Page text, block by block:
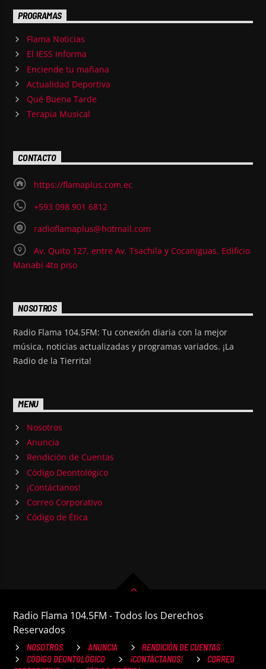
PROGRAMAS
Flama Noticias
El IESS informa
Enciende tu mañana
Actualidad Deportiva
Qué Buena Tarde
Terapia Musical
CONTACTO
https://flamaplus.com.ec
+593 098 901 6812
radioflamaplus@hotmail.com
Av. Quito 127, entre Av. Tsachila y Cocaniguas. Edificio
Manabí 4to piso
NOSOTROS
Radio Flama 104.5FM: Tu conexión diaria con la mejor
música, noticias actualizadas y programas variados. ¡La
Radio de la Tierrita!
MENU
Nosotros
Anuncia
Rendición de Cuentas
Código Deontológico
¡Contáctanos!
Correo Corporativo
Código de Ética
Radio Flama 104.5FM - Todos los Derechos
Reservados
NOSOTROS ANUNCIA
RENDICIÓN DE CUENTAS
CÓDIGO DEONTOLÓGICO
¡CONTÁCTANOS!
CORREO